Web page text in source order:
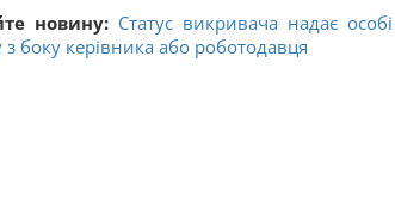
новину: Статус викривача надає
боку керівника або роботодавця